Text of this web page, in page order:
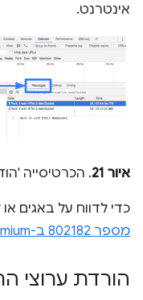
אינטרנט.
איור 21 . הכרטיסייה
כדי לדווח על באגים
מספר 802182 ב-Chromium
הורדת ערוצי